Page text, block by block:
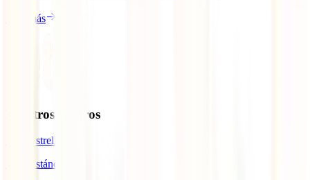
Leer más
Nuestros seguros
IATI Estrella
IATI Estándar